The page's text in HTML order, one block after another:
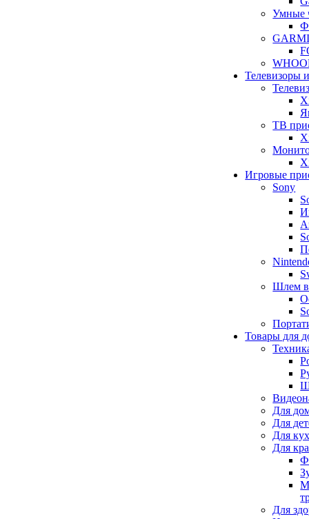
Умные
Телевизоры
ТВ
Игровые
Sony
Шлем
Товары для
Для
Для
Для
Для
Для